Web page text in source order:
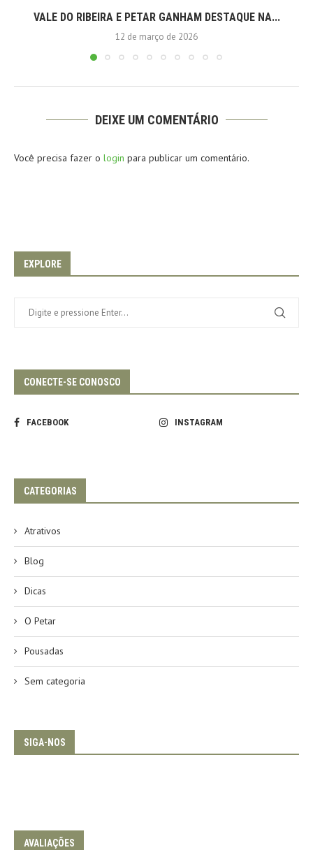
VALE DO RIBEIRA E PETAR GANHAM DESTAQUE NA...
12 de março de 2026
DEIXE UM COMENTÁRIO
Você precisa fazer o login para publicar um comentário.
EXPLORE
CONECTE-SE CONOSCO
FACEBOOK INSTAGRAM
CATEGORIAS
Atrativos
Blog
Dicas
O Petar
Pousadas
Sem categoria
SIGA-NOS
AVALIAÇÕES